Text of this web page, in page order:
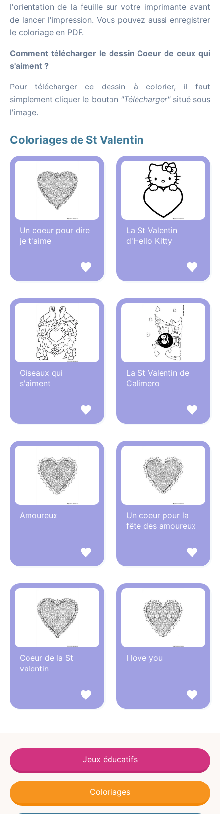
l'orientation de la feuille sur votre imprimante avant
de lancer l'impression. Vous pouvez aussi enregistrer
le coloriage en PDF.
Comment télécharger le dessin Coeur de ceux qui
s'aiment ?
Pour télécharger ce dessin à colorier, il faut
simplement cliquer le bouton "Télécharger"situé sous
l'image.
Coloriages de St Valentin
Un coeur pour dire
je t'aime
La St Valentin
d'Hello Kitty
Oiseaux qui
s'aiment
La St Valentin de
Calimero
Amoureux
Un coeur pour la
fête des amoureux
Coeur de la St
valentin
I love you
Jeux éducatifs
Coloriages